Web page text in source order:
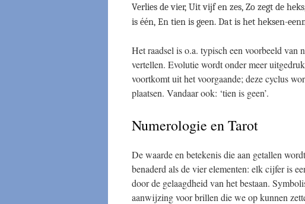
Verlies de vier, Uit vijf en zes, Zo zegt de
is één, En tien is geen. Dat is het heksen-
Het raadsel is o.a. typisch een voorbeeld
vertellen. Evolutie wordt onder meer
voortkomt uit het voorgaande; deze cyclus
plaatsen. Vandaar ook: ‘tien is geen’.
Numerologie en Tarot
De waarde en betekenis die aan getallen
benaderd als de vier elementen: elk cijfer is
door de gelaagdheid van het bestaan.
aanwijzing voor brillen die we op kunnen